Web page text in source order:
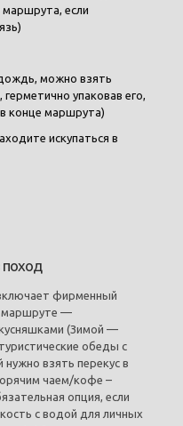
если
можно взять
упаковав его,
конце маршрута)
искупаться в
поход
фирменный
маршруте —
(Зимой —
обеды с
взять перекус в
чаем/кофе –
опция, если
с водой для личных